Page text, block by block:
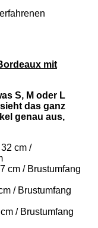
mit
S, M oder L
das ganz
genau aus,
cm /
cm / Brustumfang
/ Brustumfang
/ Brustumfang